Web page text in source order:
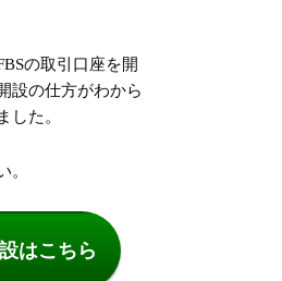
の取引口座を開
設の仕方がわから
した。
。
はこちら